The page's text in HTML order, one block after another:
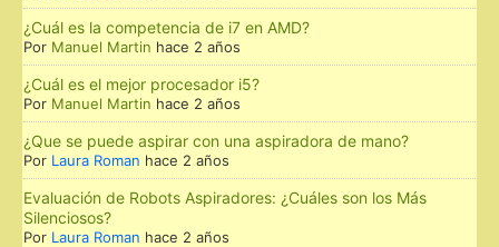
¿Cuál es la competencia de i7 en AMD?
Por Manuel Martin hace 2 años
¿Cuál es el mejor procesador i5?
Por Manuel Martin hace 2 años
¿Que se puede aspirar con una aspiradora de mano?
Por Laura Roman hace 2 años
Evaluación de Robots Aspiradores: ¿Cuáles son los Más
Silenciosos?
Por Laura Roman hace 2 años